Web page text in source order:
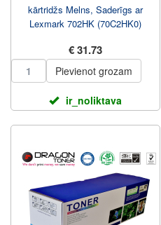
kārtridžs Melns, Saderīgs ar
Lexmark 702HK (70C2HK0)
€ 31.73
Pievienot grozam
ir_noliktava